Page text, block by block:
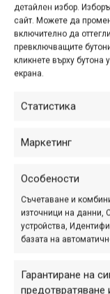
детайлен избор.
сайт. Можете да
включително да
превключващите
кликнете върху бутона
екрана.
Статистика
Маркетинг
Особености
Съчетаване и
източници на данни,
устройства,
базата на
Гарантиране на
предотвратяване
ПАРТНЬОРИ